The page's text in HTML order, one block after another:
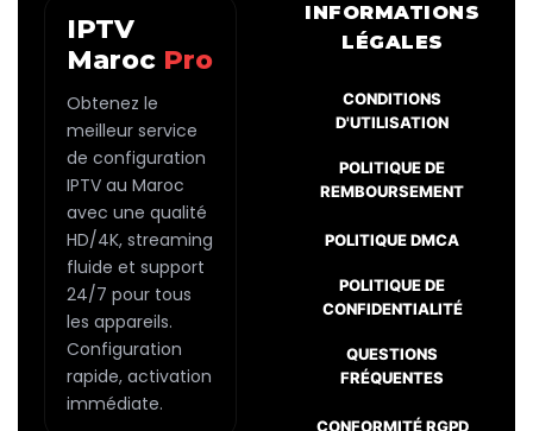
MAD 299,00.
MAD 249,00.
IPTV
Maroc Pro
Obtenez le
meilleur service
de configuration
IPTV au Maroc
avec une qualité
HD/4K, streaming
fluide et support
24/7 pour tous
les appareils.
Configuration
rapide, activation
immédiate.
INFORMATIONS
LÉGALES
CONDITIONS
D'UTILISATION
POLITIQUE DE
REMBOURSEMENT
POLITIQUE DMCA
POLITIQUE DE
CONFIDENTIALITÉ
QUESTIONS
FRÉQUENTES
CONFORMITÉ RGPD